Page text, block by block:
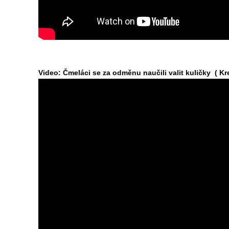
Video: Čmeláci se za odměnu naučili valit kuličky (